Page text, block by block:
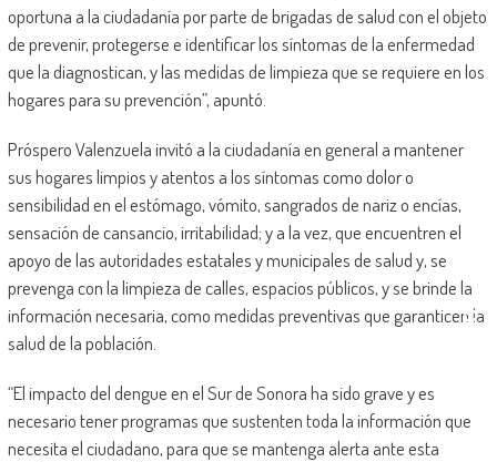
oportuna a la ciudadanía por parte de brigadas de salud con el objeto
de prevenir, protegerse e identificar los síntomas de la enfermedad
que la diagnostican, y las medidas de limpieza que se requiere en los
hogares para su prevención”, apuntó.
Próspero Valenzuela invitó a la ciudadanía en general a mantener
sus hogares limpios y atentos a los síntomas como dolor o
sensibilidad en el estómago, vómito, sangrados de nariz o encías,
sensación de cansancio, irritabilidad; y a la vez, que encuentren el
apoyo de las autoridades estatales y municipales de salud y, se
prevenga con la limpieza de calles, espacios públicos, y se brinde la
información necesaria, como medidas preventivas que garanticen la
salud de la población.
“El impacto del dengue en el Sur de Sonora ha sido grave y es
necesario tener programas que sustenten toda la información que
necesita el ciudadano, para que se mantenga alerta ante esta